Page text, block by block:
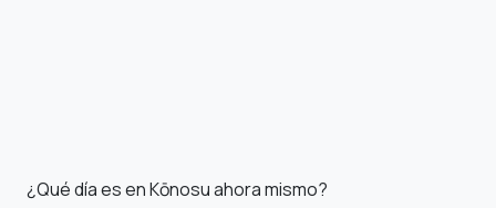
¿Qué día es en Kōnosu ahora mismo?